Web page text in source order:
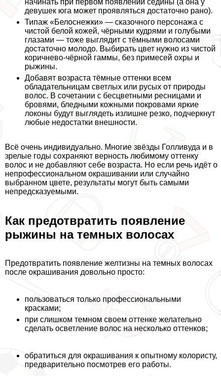
дeвyшек юга может проявляться достаточно рано).
Типаж «Белоснежки» — сказочного персонажа с
чистой белой кожей, чёрными кудрями и гoлyбыми
глазами — тоже выглядит с тёмными волосами
достаточно молодо. Выбирать цвет нужно из чистой
коричнево-чёрной гаммы, без примесей охры и
рыжины.
Добавят возраста тёмные оттенки всем
обладательницам светлых или русых от природы
волос. В сочетании с бесцветными ресницами и
бровями, бледными кожными покровами яркие
локоны будут выглядеть излишне резко, подчеркнут
любые недостатки внешности.
Всё очень индивидуально. Многие звёзды Голливуда и в
зрелые годы сохраняют верность любимому оттенку
волос и не добавляют себе возраста. Но если речь идёт о
непрофессиональном окрашивании или случайно
выбранном цвете, результаты могут быть самыми
непредсказуемыми.
Как предотвратить появление
рыжины на темных волосах
Предотвратить появление желтизны на темных волосах
после окрашивания довольно просто:
пользоваться только профессиональными
красками;
при слишком темном своем оттенке желательно
сделать осветление волос на несколько оттенков;
обратиться для окрашивания к опытному колористу,
предварительно посмотрев его работы.